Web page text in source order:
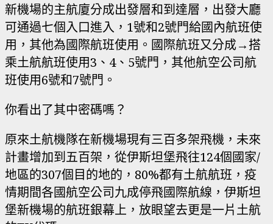
新機場的主航廈分成出發層和到達層，出發大廳
可通過七個入口進入，1號和2號門給國內航班使
用，其他為國際航班使用。國際航班又分成→搭
乘土航航班使用3、4、5號門，其他航空公司航
班使用6號和7號門。
你看出了其中密碼嗎？
原來土航機隊在新機場現有三百多架飛機，未來
計畫增加到五百架，從伊斯坦堡飛往124個國家/
地區的307個目的地的，80%都有土航航班，疫
情期間各國航空公司九成停飛國際航線，伊斯坦
堡新機場的航班銀幕上，放眼望去更是一片土航